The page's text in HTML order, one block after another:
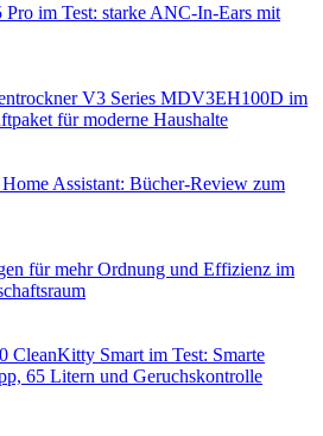
Pro im Test: starke ANC-In-Ears mit
V3 Series MDV3EH100D im
für moderne Haushalte
Assistant: Bücher-Review zum
für mehr Ordnung und Effizienz im
CleanKitty Smart im Test: Smarte
65 Litern und Geruchskontrolle